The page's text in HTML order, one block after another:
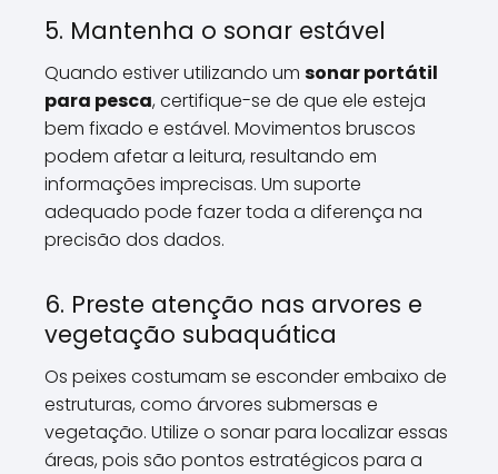
5. Mantenha o sonar estável
Quando estiver utilizando um sonar portátil
para pesca, certifique-se de que ele esteja
bem fixado e estável. Movimentos bruscos
podem afetar a leitura, resultando em
informações imprecisas. Um suporte
adequado pode fazer toda a diferença na
precisão dos dados.
6. Preste atenção nas arvores e
vegetação subaquática
Os peixes costumam se esconder embaixo de
estruturas, como árvores submersas e
vegetação. Utilize o sonar para localizar essas
áreas, pois são pontos estratégicos para a